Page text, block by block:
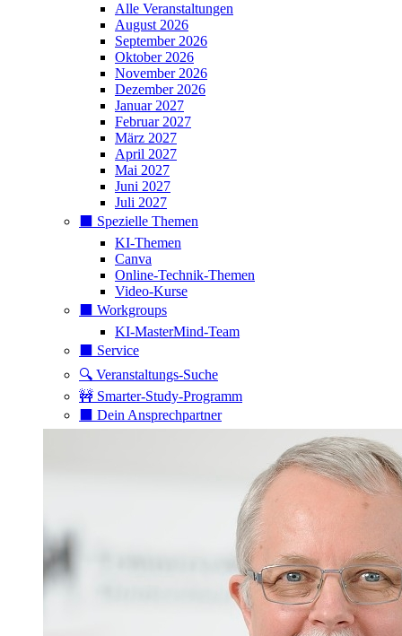
Alle Veranstaltungen
August 2026
September 2026
Oktober 2026
November 2026
Dezember 2026
Januar 2027
Februar 2027
März 2027
April 2027
Mai 2027
Juni 2027
Juli 2027
⬛️ Spezielle Themen
KI-Themen
Canva
Online-Technik-Themen
Video-Kurse
⬛️ Workgroups
KI-MasterMind-Team
⬛️ Service
🔍 Veranstaltungs-Suche
🚧 Smarter-Study-Programm
⬛️ Dein Ansprechpartner